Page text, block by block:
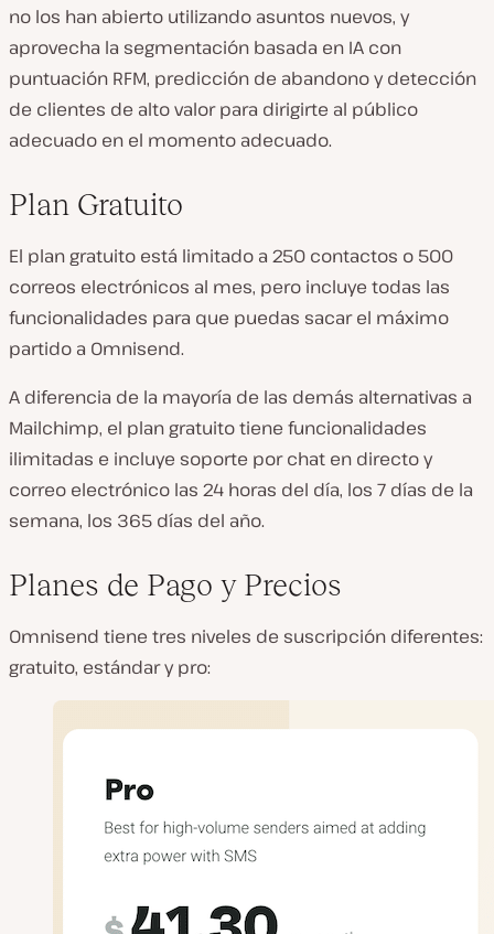
no los han abierto utilizando asuntos nuevos, y
aprovecha la segmentación basada en IA con
puntuación RFM, predicción de abandono y detección
de clientes de alto valor para dirigirte al público
adecuado en el momento adecuado.
Plan Gratuito
El plan gratuito está limitado a 250 contactos o 500
correos electrónicos al mes, pero incluye todas las
funcionalidades para que puedas sacar el máximo
partido a Omnisend.
A diferencia de la mayoría de las demás alternativas a
Mailchimp, el plan gratuito tiene funcionalidades
ilimitadas e incluye soporte por chat en directo y
correo electrónico las 24 horas del día, los 7 días de la
semana, los 365 días del año.
Planes de Pago y Precios
Omnisend tiene tres niveles de suscripción diferentes:
gratuito, estándar y pro: